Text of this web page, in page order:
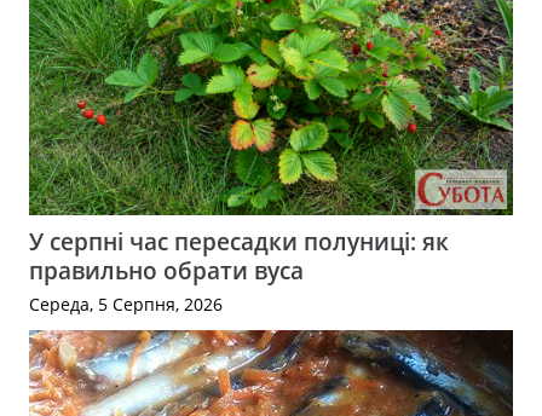
У серпні час пересадки полуниці: як
правильно обрати вуса
Середа, 5 Серпня, 2026